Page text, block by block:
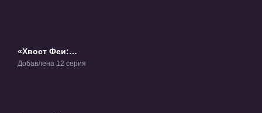
«Хвост Феи:
Начало» ТВ-1
Добавлена 12 серия